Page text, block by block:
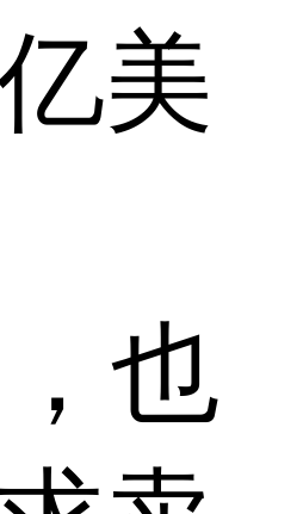
美
也